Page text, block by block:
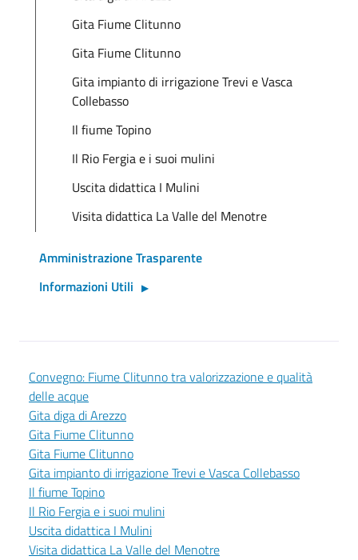
Gita Fiume Clitunno
Gita Fiume Clitunno
Gita impianto di irrigazione Trevi e Vasca
Collebasso
Il fiume Topino
Il Rio Fergia e i suoi mulini
Uscita didattica I Mulini
Visita didattica La Valle del Menotre
Amministrazione Trasparente
Informazioni Utili
Convegno: Fiume Clitunno tra valorizzazione e qualità
delle acque
Gita diga di Arezzo
Gita Fiume Clitunno
Gita Fiume Clitunno
Gita impianto di irrigazione Trevi e Vasca Collebasso
Il fiume Topino
Il Rio Fergia e i suoi mulini
Uscita didattica I Mulini
Visita didattica La Valle del Menotre